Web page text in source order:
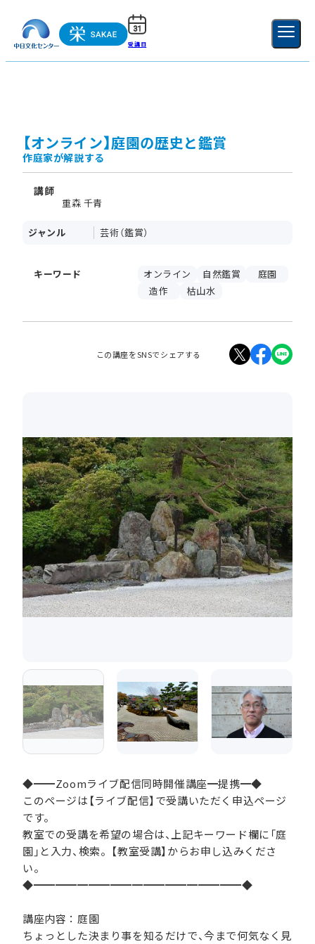
受講日 新規登録
【オンライン】庭園の歴史と鑑賞
作庭家が解説する
講師
重森 千青
ジャンル 芸術（鑑賞）
キーワード オンライン 自然鑑賞
庭園
造作
枯山水
この講座をSNSでシェアする
◆━━Zoomライブ配信同時開催講座━提携━◆
このページは【ライブ配信】で受講いただく申込ページ
です。
教室での受講を希望の場合は、上記キーワード欄に「庭
園」と入力、検索。【教室受講】からお申し込みくださ
い。
◆━━━━━━━━━━━━━━━━━━━◆
講座内容：庭園
ちょっとした決まり事を知るだけで、今まで何気なく見